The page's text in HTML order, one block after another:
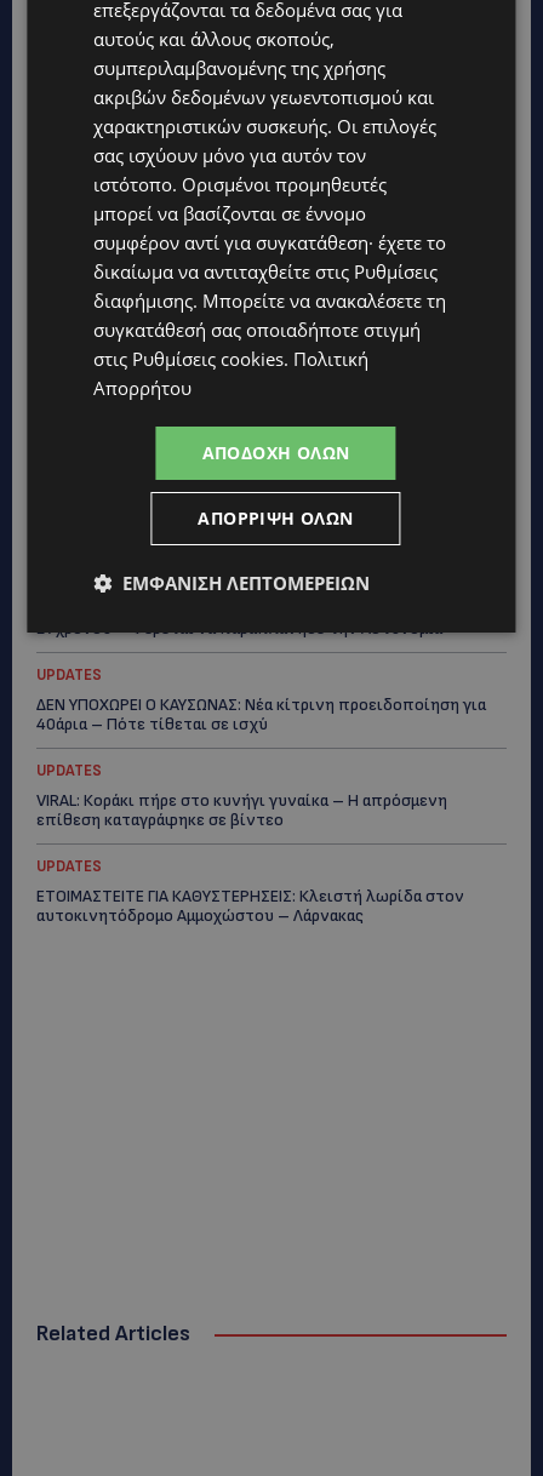
Topics
UPDATES
ΤΑΣΟΣ ΧΑΤΖΗΓΙΟΒΑΝΗΣ: Η συγκλονιστική ιστορία του
12χρονου Δημήτρη και η δωρεά των 12.500 ευρώ που του
έδωσε ελπίδα
STORIES
ΕΞΩΤΙΚΑ ΖΩΑ ΣΤΗΝ ΚΥΠΡΟ: Πότε επιτρέπεται και πότε
απαγορεύεται να έχεις μαϊμού ως κατοικίδιο – Ποια ζώα
μπορείς να διατηρείς νόμιμα
UPDATES
ΧΩΡΙΣ ΣΩΣΣΙΒΙΟ Η ΘΑΛΑΣΣΙΑ ΣΥΝΔΕΣΗ ΚΥΠΡΟΥ-ΕΛΛΑΔΑΣ:
ΜΑΡΙΝΟΣ ΚΩΝΣΤΑΝΤΙΝΙΔΗΣ: Οι πρωτοβουλίες για να
ξαναζωντανέψει η Μακαρίου και το κέντρο της Λευκωσίας-
UPDATES
27χρονου – Φέρεται να παραπλάνησε την Αστυνομία
UPDATES
ΔΕΝ ΥΠΟΧΩΡΕΙ Ο ΚΑΥΣΩΝΑΣ: Νέα κίτρινη προειδοποίηση για
40άρια – Πότε τίθεται σε ισχύ
UPDATES
VIRAL: Κοράκι πήρε στο κυνήγι γυναίκα – Η απρόσμενη
επίθεση καταγράφηκε σε βίντεο
UPDATES
ΕΤΟΙΜΑΣΤΕΙΤΕ ΓΙΑ ΚΑΘΥΣΤΕΡΗΣΕΙΣ: Κλειστή λωρίδα στον
αυτοκινητόδρομο Αμμοχώστου – Λάρνακας
Related Articles
επεξεργάζονται τα δεδομένα σας για
αυτούς και άλλους σκοπούς,
συμπεριλαμβανομένης της χρήσης
ακριβών δεδομένων γεωεντοπισμού και
χαρακτηριστικών συσκευής. Οι επιλογές
σας ισχύουν μόνο για αυτόν τον
ιστότοπο. Ορισμένοι προμηθευτές
μπορεί να βασίζονται σε έννομο
συμφέρον αντί για συγκατάθεση· έχετε το
δικαίωμα να αντιταχθείτε στις Ρυθμίσεις
διαφήμισης. Μπορείτε να ανακαλέσετε τη
συγκατάθεσή σας οποιαδήποτε στιγμή
στις Ρυθμίσεις cookies. Πολιτική
Απορρήτου
ΑΠΟΔΟΧΉ ΌΛΩΝ
ΑΠΌΡΡΙΨΗ ΌΛΩΝ
ΕΜΦΆΝΙΣΗ ΛΕΠΤΟΜΕΡΕΙΏΝ